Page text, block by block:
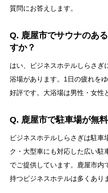
質問にお答えします。
Q. 鹿屋市でサウナのあ
すか？
はい、ビジネスホテルしらさぎ
浴場があります。1日の疲れを
好評です。大浴場は男性・女性
Q. 鹿屋市で駐車場が無
ビジネスホテルしらさぎは駐車
ク・大型車にも対応した広い駐
でご提供しています。鹿屋市内
持つビジネスホテルは多くあり